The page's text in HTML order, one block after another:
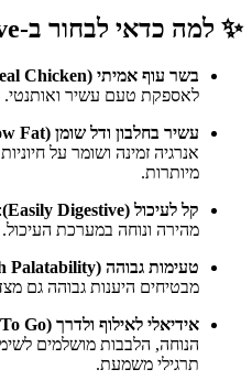
✨ למה כדאי לבחור ב-Premio Tiny Love?
בשר עוף אמיתי (With Real Chicken)
לאספקת טעם עשיר ואותנטי.
עשיר בחלבון ודל שומן (Rich in Protein & Low Fat)
אנרגיה זמינה ושומר על
מיותרות.
קל לעיכול (Easily Digestive)
מהירה ונוחה במערכת העיכול.
טעימות גבוהה (High Palatability)
מבטיחים היענות גבוהה גם
אידיאלי לאילוף ולדרך (To Go!)
הנוחה, הלבבות מושלמים
תרגילי משמעת.